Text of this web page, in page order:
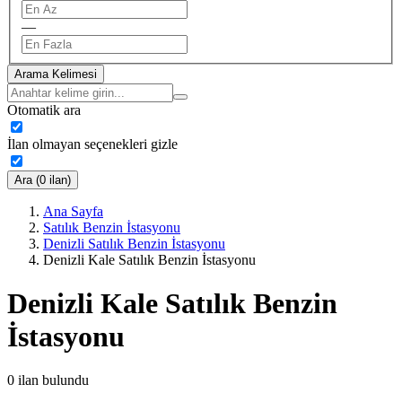
—
Arama Kelimesi
Otomatik ara
İlan olmayan seçenekleri gizle
Ara (0 ilan)
Ana Sayfa
Satılık Benzin İstasyonu
Denizli Satılık Benzin İstasyonu
Denizli Kale Satılık Benzin İstasyonu
Denizli Kale Satılık Benzin
İstasyonu
0 ilan bulundu